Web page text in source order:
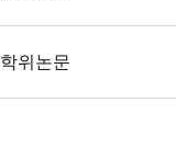
학위논문